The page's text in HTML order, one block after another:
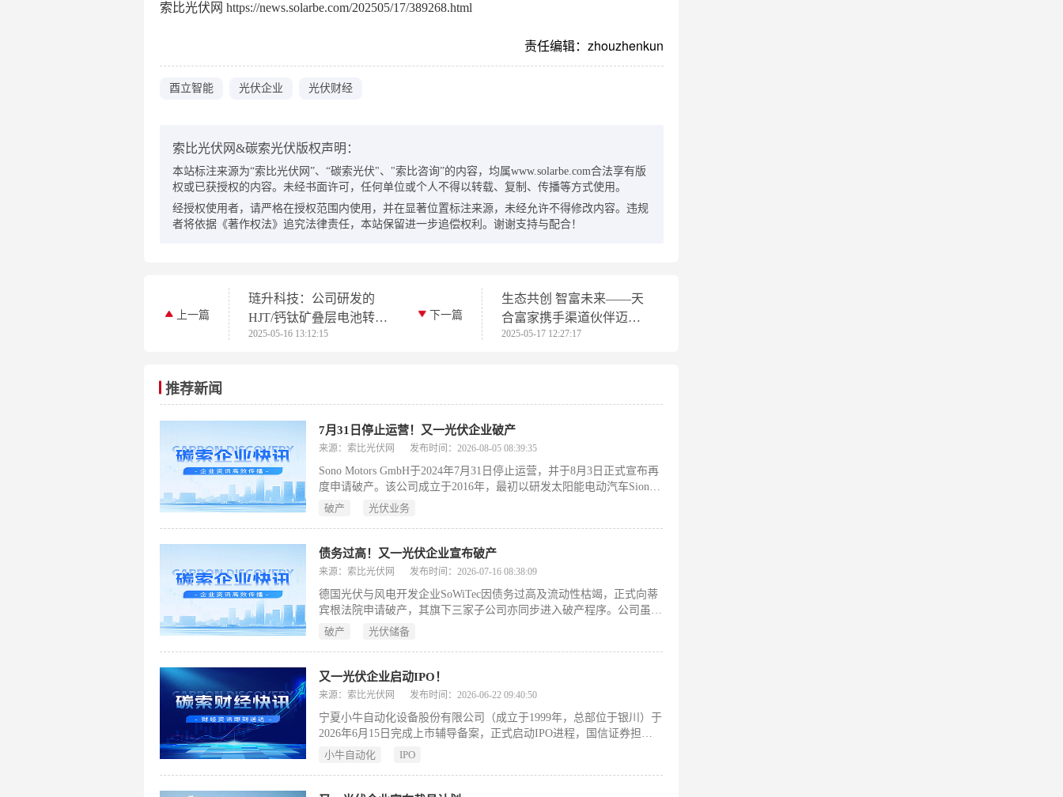
索比光伏网 https://news.solarbe.com/202505/17/389268.html
责任编辑：zhouzhenkun
酉立智能 光伏企业 光伏财经
索比光伏网&碳索光伏版权声明：
本站标注来源为“索比光伏网”、“碳索光伏"、"索比咨询”的内容，均属www.solarbe.com合法享有版
权或已获授权的内容。未经书面许可，任何单位或个人不得以转载、复制、传播等方式使用。
经授权使用者，请严格在授权范围内使用，并在显著位置标注来源，未经允许不得修改内容。违规
者将依据《著作权法》追究法律责任，本站保留进一步追偿权利。谢谢支持与配合！
上一篇
琏升科技：公司研发的
HJT/钙钛矿叠层电池转换
效率达32.99%
2025-05-16 13:12:15
下一篇
生态共创 智富未来——天
合富家携手渠道伙伴迈向
智慧能源2.0时代
2025-05-17 12:27:17
推荐新闻
7月31日停止运营！又一光伏企业破产
来源：索比光伏网 发布时间：2026-08-05 08:39:35
Sono Motors GmbH于2024年7月31日停止运营，并于8月3日正式宣布再
度申请破产。该公司成立于2016年，最初以研发太阳能电动汽车Sion为
核心业务，但该项目于2023年5月首次破产后转向B2B光伏业务，专注
2026年3月宣布立即撤资，直接触发重组。目前，企业正通过破产程序
寻求收购方，拟转让包括品牌、全部知识产权、硬件组件、技术文档及
等电力电子方案。其目标是推动现有技术规模化落地。
破产 光伏业务
债务过高！又一光伏企业宣布破产
来源：索比光伏网 发布时间：2026-07-16 08:38:09
德国光伏与风电开发企业SoWiTec因债务过高及流动性枯竭，正式向蒂
宾根法院申请破产，其旗下三家子公司亦同步进入破产程序。公司虽持
有巴西（约8吉瓦）、墨西哥（超2.5吉瓦）和阿根廷（335兆瓦）等海
项目数量激增导致超额认购，电价大幅下跌；且中标项目集中于德国北
部，南部项目盈利空间被严重压缩。管理层曾尝试与供应商协商债务延
破产 光伏储备
又一光伏企业启动IPO！
来源：索比光伏网 发布时间：2026-06-22 09:40:50
宁夏小牛自动化设备股份有限公司（成立于1999年，总部位于银川）于
2026年6月15日完成上市辅导备案，正式启动IPO进程，国信证券担任
保荐机构。公司自2008年进入光伏领域，专注光伏组件前端自动化设备
小牛自动化 IPO